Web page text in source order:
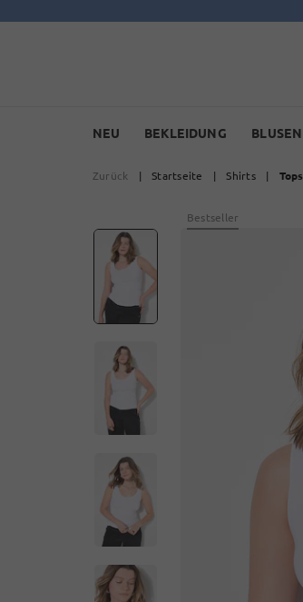
NEU BEKLEIDUNG BLUSEN
Zurück | Startseite | Shirts | Tops
Bestseller